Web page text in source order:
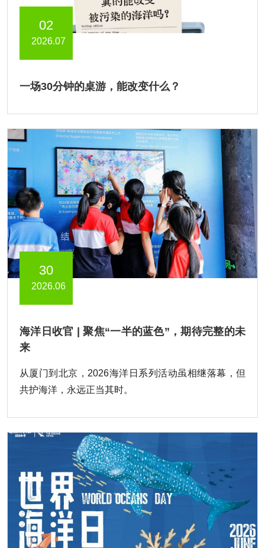
02
2026.07
一场30分钟的桌游，能改变什么？
30
2026.06
海洋日收官 | 聚焦“一半的蓝色”，期待完整的未
来
从厦门到北京，2026海洋日系列活动虽相继落幕，但
共护海洋，永远正当其时。